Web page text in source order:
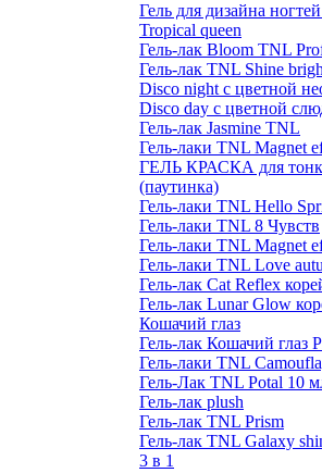
Гель для дизайна
Tropical queen
Гель-лак Bloom TNL
Гель-лак TNL Shine
Disco night с цветной
Disco day с цветной
Гель-лак Jasmine TNL
Гель-лаки TNL Magnet
ГЕЛЬ КРАСКА для
(паутинка)
Гель-лаки TNL Hello
Гель-лаки TNL 8 Чувств
Гель-лаки TNL Magnet
Гель-лаки TNL Love
Гель-лак Cat Reflex
Гель-лак Lunar Glow
Кошачий глаз
Гель-лак Кошачий глаз
Гель-лаки TNL
Гель-Лак TNL Potal 10
Гель-лак plush
Гель-лак TNL Prism
Гель-лак TNL Galaxy
3 в 1